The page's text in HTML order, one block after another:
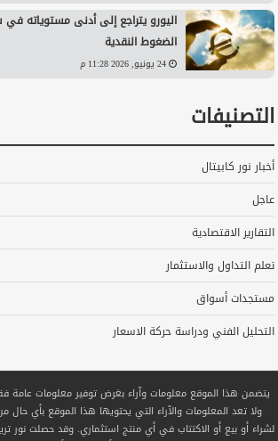
اليورو يتراجع إلى أدنى مستوياته
الضغوط النقدية
24 يونيو, 2026 11:28 م
التصنيفات
أخبار نور كابيتال
عاجل
التقارير الاقتصادية
تعلم التداول والاستثمار
مستجدات أسواق
التحليل الفني ودراسة حركة الاسعار
يتضمن هذا الموقع معلومات وآراء بغرض توفير معلومات عامة
ولا تعد المعلومات والآراء التي يحتويها هذا الموقع بأي حال
لشراء أو بيع أو الاكتتاب في أي منتج استثماري. وقد حصلت نور